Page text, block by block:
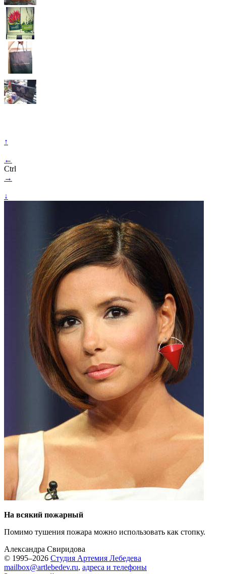
↑
←
Ctrl
→
↓
На всякий пожарный
Помимо тушения пожара можно использовать как стопку.
Александра Свиридова
© 1995–2026 Студия Артемия Лебедева
mailbox@artlebedev.ru, адреса и телефоны